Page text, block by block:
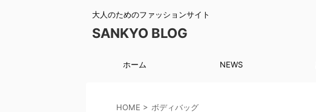
大人のためのファッションサイト
SANKYO BLOG
ホーム NEWS
HOME > ボディバッグ